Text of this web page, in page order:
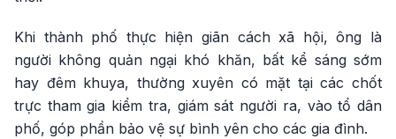
Khi thành phố thực hiện giãn cách xã hội, ông là
người không quản ngại khó khăn, bất kể sáng sớm
hay đêm khuya, thường xuyên có mặt tại các chốt
trực tham gia kiểm tra, giám sát người ra, vào tổ dân
phố, góp phần bảo vệ sự bình yên cho các gia đình.